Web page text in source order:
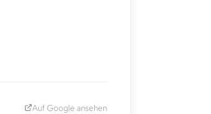
Auf Google ansehen